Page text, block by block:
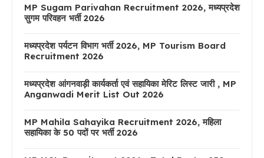
MP Sugam Parivahan Recruitment 2026, मध्यप्रदेश
सुगम परिवहन भर्ती 2026
मध्यप्रदेश पर्यटन विभाग भर्ती 2026, MP Tourism Board
Recruitment 2026
मध्यप्रदेश आंगनवाड़ी कार्यकर्ता एवं सहायिका मेरिट लिस्ट जारी , MP
Anganwadi Merit List Out 2026
MP Mahila Sahayika Recruitment 2026, महिला
सहायिका के 50 पदों पर भर्ती 2026